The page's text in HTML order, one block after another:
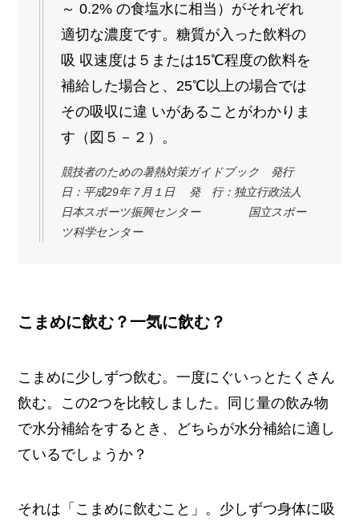
～ 0.2% の食塩水に相当）がそれぞれ
適切な濃度です。糖質が入った飲料の
吸 収速度は５または15℃程度の飲料を
補給した場合と、25℃以上の場合では
その吸収に違 いがあることがわかりま
す（図５－２）。
競技者のための暑熱対策ガイドブック 発行
日：平成29年７月１日 発 行：独立行政法人
日本スポーツ振興センター 国立スポー
ツ科学センター
こまめに飲む？一気に飲む？
こまめに少しずつ飲む。一度にぐいっとたくさん
飲む。この2つを比較しました。同じ量の飲み物
で水分補給をするとき、どちらが水分補給に適し
ているでしょうか？
それは「こまめに飲むこと」。少しずつ身体に吸